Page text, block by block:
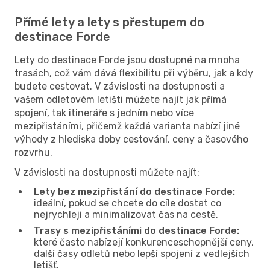
Přímé lety a lety s přestupem do
destinace Forde
Lety do destinace Forde jsou dostupné na mnoha
trasách, což vám dává flexibilitu při výběru, jak a kdy
budete cestovat. V závislosti na dostupnosti a
vašem odletovém letišti můžete najít jak přímá
spojení, tak itineráře s jedním nebo více
mezipřistáními, přičemž každá varianta nabízí jiné
výhody z hlediska doby cestování, ceny a časového
rozvrhu.
V závislosti na dostupnosti můžete najít:
Lety bez mezipřistání do destinace Forde:
ideální, pokud se chcete do cíle dostat co
nejrychleji a minimalizovat čas na cestě.
Trasy s mezipřistáními do destinace Forde:
které často nabízejí konkurenceschopnější ceny,
další časy odletů nebo lepší spojení z vedlejších
letišť.